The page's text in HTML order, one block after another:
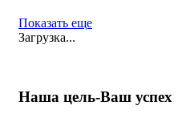
Показать еще
Загрузка...
Наша цель-Ваш успех